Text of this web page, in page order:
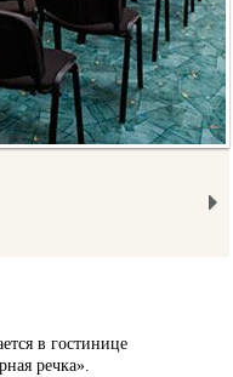
в гостинице
речка».